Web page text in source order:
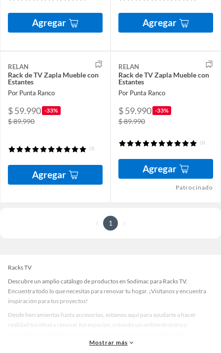
Agregar Agregar
RELAN
Rack de TV Zapla Mueble con
Estantes
Por Punta Ranco
$ 59.990 -33%
$ 89.990
(1)
Agregar
RELAN
Rack de TV Zapla Mueble con
Estantes
Por Punta Ranco
$ 59.990 -33%
$ 89.990
(1)
Agregar
Patrocinado
1
Racks TV
Descubre un amplio catálogo de productos en Sodimac para Racks TV.
Encuentra todo lo que necesitas para renovar tu hogar. ¡Visítanos y encuentra
inspiración para tus proyectos!
Desde herramientas hasta accesorios, estamos aquí para ayudarte a hacer
realidad tus ideas y renovar tus espacios, creando un ambiente único y
accesorios de calidad que te ayudarán a crear un espacio más tú.
Mostrar más